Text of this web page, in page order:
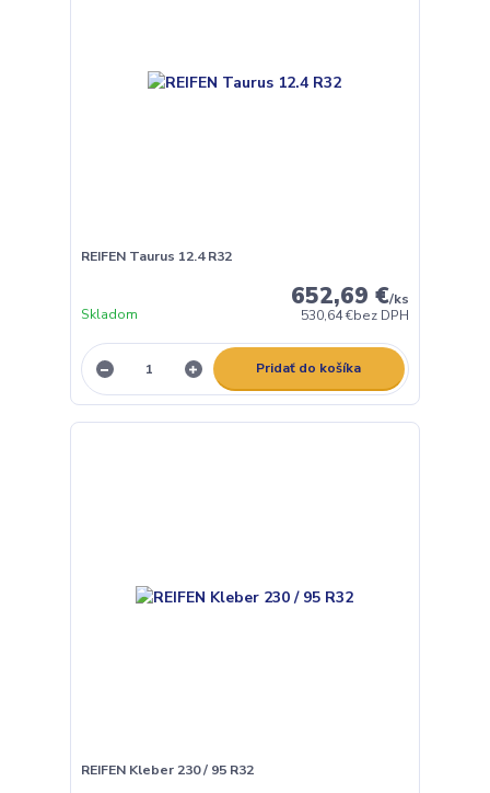
REIFEN Taurus 12.4 R32
652,69 €/ks
530,64 €bez DPH
Skladom
Pridať do košíka
REIFEN Kleber 230 / 95 R32